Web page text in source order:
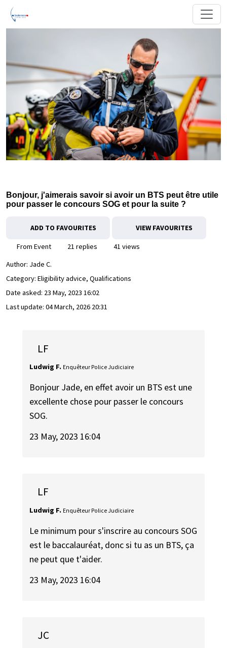
Bonjour, j'aimerais savoir si avoir un BTS peut être utile
pour passer le concours SOG et pour la suite ?
ADD TO FAVOURITES VIEW FAVOURITES
From Event 21 replies
41 views
Author: Jade C.
Category: Eligibility advice, Qualifications
Date asked: 23 May, 2023 16:02
Last update: 04 March, 2026 20:31
LF
Ludwig F. Enquêteur Police Judiciaire
Bonjour Jade, en effet avoir un BTS est une
excellente chose pour passer le concours
SOG.
23 May, 2023 16:04
LF
Ludwig F. Enquêteur Police Judiciaire
Le minimum pour s'inscrire au concours SOG
est le baccalauréat, donc si tu as un BTS, ça
ne peut que t'aider.
23 May, 2023 16:04
JC